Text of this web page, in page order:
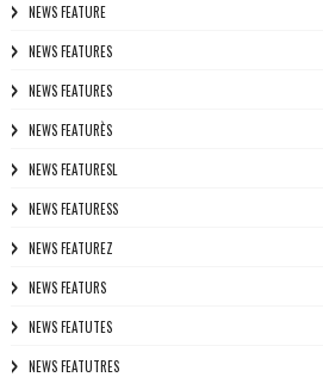
NEWS FEATURE
NEWS FEATURES
NEWS FEATURES
NEWS FEATURÈS
NEWS FEATURESL
NEWS FEATURESS
NEWS FEATUREZ
NEWS FEATURS
NEWS FEATUTES
NEWS FEATUTRES